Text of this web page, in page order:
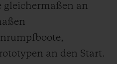
gleichermaßen an
an den Start.